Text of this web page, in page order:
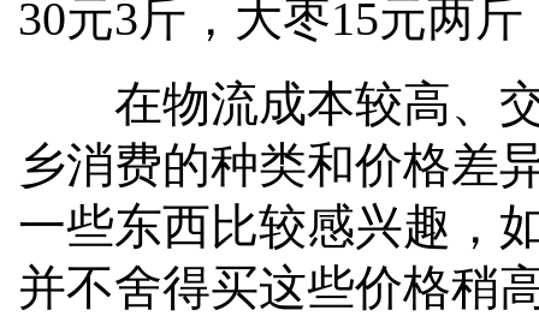
30元3斤，大枣15元两
在物流成本较高、交
乡消费的种类和价格差
一些东西比较感兴趣，
并不舍得买这些价格稍